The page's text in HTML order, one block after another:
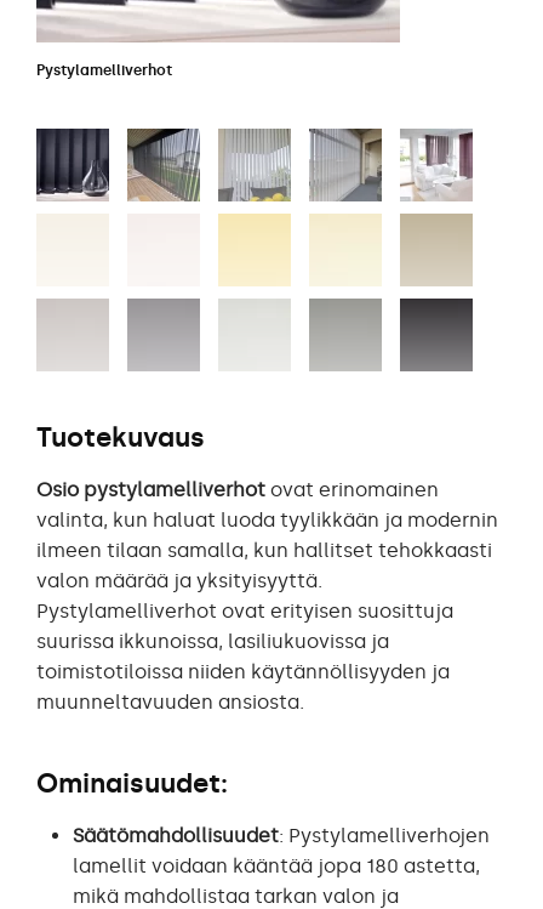
Pystylamelliverhot
Tuotekuvaus
Osio pystylamelliverhot ovat erinomainen
valinta, kun haluat luoda tyylikkään ja modernin
ilmeen tilaan samalla, kun hallitset tehokkaasti
valon määrää ja yksityisyyttä.
Pystylamelliverhot ovat erityisen suosittuja
suurissa ikkunoissa, lasiliukuovissa ja
toimistotiloissa niiden käytännöllisyyden ja
muunneltavuuden ansiosta.
Ominaisuudet:
Säätömahdollisuudet: Pystylamelliverhojen
lamellit voidaan kääntää jopa 180 astetta,
mikä mahdollistaa tarkan valon ja